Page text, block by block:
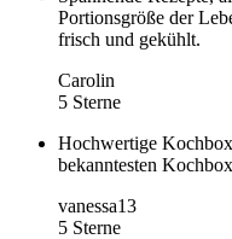
Portionsgröße der
frisch und gekühlt.
Carolin
5 Sterne
Hochwertige
bekanntesten
vanessa13
5 Sterne